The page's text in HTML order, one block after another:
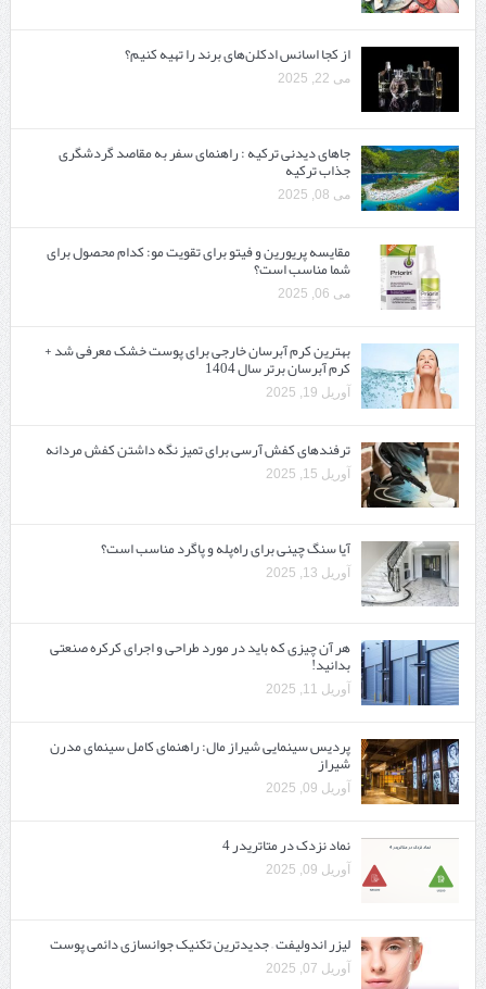
از کجا اسانس ادکلن‌های برند را تهیه کنیم؟
می 22, 2025
جاهای دیدنی ترکیه : راهنمای سفر به مقاصد گردشگری
جذاب ترکیه
می 08, 2025
مقایسه پریورین و فیتو برای تقویت مو: کدام محصول برای
شما مناسب است؟
می 06, 2025
بهترین کرم آبرسان خارجی برای پوست خشک معرفی شد +
کرم آبرسان برتر سال 1404
آوریل 19, 2025
ترفندهای کفش آرسی برای تمیز نگه داشتن کفش مردانه
آوریل 15, 2025
آیا سنگ چینی برای راه‌پله و پاگرد مناسب است؟
آوریل 13, 2025
هر آن چیزی که باید در مورد طراحی و اجرای کرکره صنعتی
بدانید!
آوریل 11, 2025
پردیس سینمایی شیراز مال: راهنمای کامل سینمای مدرن
شیراز
آوریل 09, 2025
نماد نزدک در متاتریدر 4
آوریل 09, 2025
لیزر اندولیفت – جدیدترین تکنیک جوانسازی دائمی پوست
آوریل 07, 2025